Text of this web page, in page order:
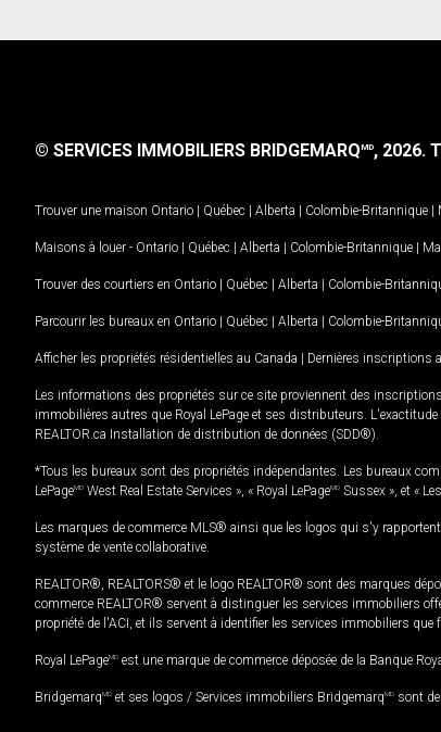
© SERVICES IMMOBILIERS BRIDGEMARQMD, 2026.
Trouver une maison Ontario | Québec | Alberta | Colombie-Britannique |
Maisons à louer - Ontario | Québec | Alberta | Colombie-Britannique |
Trouver des courtiers en Ontario | Québec | Alberta | Colombie-
Parcourir les bureaux en Ontario | Québec | Alberta | Colombie-
Afficher les propriétés résidentielles au Canada | Dernières inscriptions
Les informations des propriétés sur ce site proviennent des inscriptions
immobilières autres que Royal LePage et ses distributeurs.
REALTOR.ca Installation de distribution de données (SDD®).
*Tous les bureaux sont des propriétés indépendantes. Les bureaux
LePageMD West Real Estate Services », « Royal LePageMD Sussex », et «
Les marques de commerce MLS® ainsi que les logos qui s'y
système de vente collaborative.
REALTOR®, REALTORS® et le logo REALTOR® sont des marques
commerce REALTOR® servent à distinguer les services immobiliers
propriété de l'ACI, et ils servent à identifier les services immobiliers
Royal LePageMD est une marque de commerce déposée de la Banque
BridgemarqMD et ses logos / Services immobiliers BridgemarqMD sont